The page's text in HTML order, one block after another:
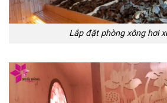
Lắp đặt phòng xông hơi